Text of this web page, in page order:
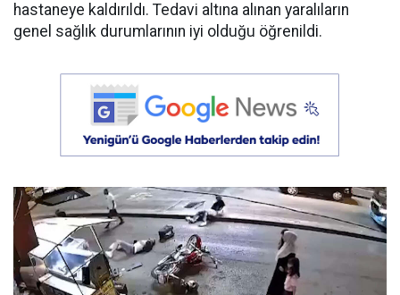
hastaneye kaldırıldı. Tedavi altına alınan yaralıların
genel sağlık durumlarının iyi olduğu öğrenildi.